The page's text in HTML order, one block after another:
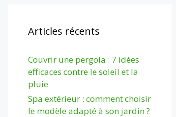
Articles récents
Couvrir une pergola : 7 idées
efficaces contre le soleil et la
pluie
Spa extérieur : comment choisir
le modèle adapté à son jardin ?